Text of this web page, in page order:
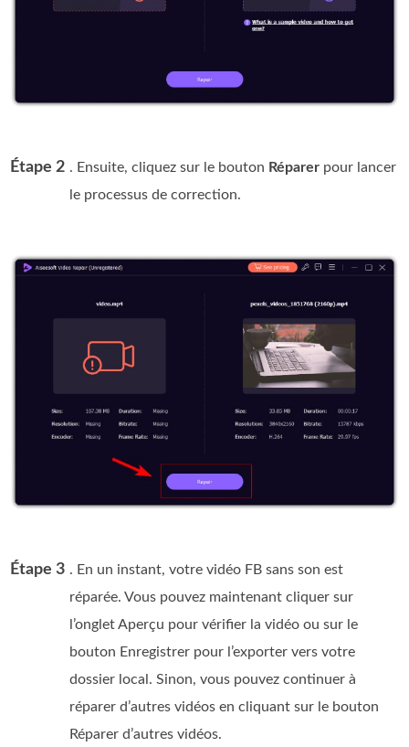
Étape 2 . Ensuite, cliquez sur le bouton Réparer pour lancer
le processus de correction.
Étape 3 . En un instant, votre vidéo FB sans son est
réparée. Vous pouvez maintenant cliquer sur
l’onglet Aperçu pour vérifier la vidéo ou sur le
bouton Enregistrer pour l’exporter vers votre
dossier local. Sinon, vous pouvez continuer à
réparer d’autres vidéos en cliquant sur le bouton
Réparer d’autres vidéos.